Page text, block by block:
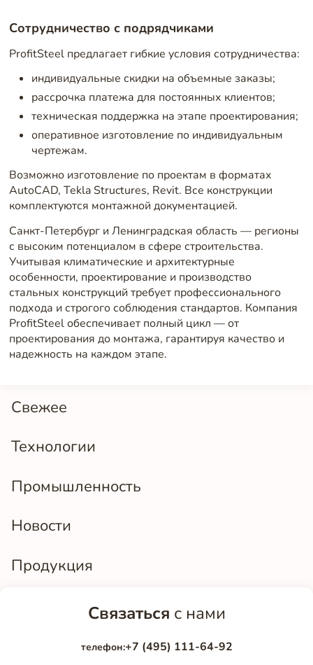
Свежее
Технологии
Промышленность
Новости
Продукция
Сотрудничество с подрядчиками
ProfitSteel предлагает гибкие условия сотрудничества:
индивидуальные скидки на объемные заказы;
рассрочка платежа для постоянных клиентов;
техническая поддержка на этапе проектирования;
оперативное изготовление по индивидуальным
чертежам.
Возможно изготовление по проектам в форматах
AutoCAD, Tekla Structures, Revit. Все конструкции
комплектуются монтажной документацией.
Санкт-Петербург и Ленинградская область — регионы
с высоким потенциалом в сфере строительства.
Учитывая климатические и архитектурные
особенности, проектирование и производство
стальных конструкций требует профессионального
подхода и строгого соблюдения стандартов. Компания
ProfitSteel обеспечивает полный цикл — от
проектирования до монтажа, гарантируя качество и
надежность на каждом этапе.
Связаться с нами
телефон:+7 (495) 111-64-92